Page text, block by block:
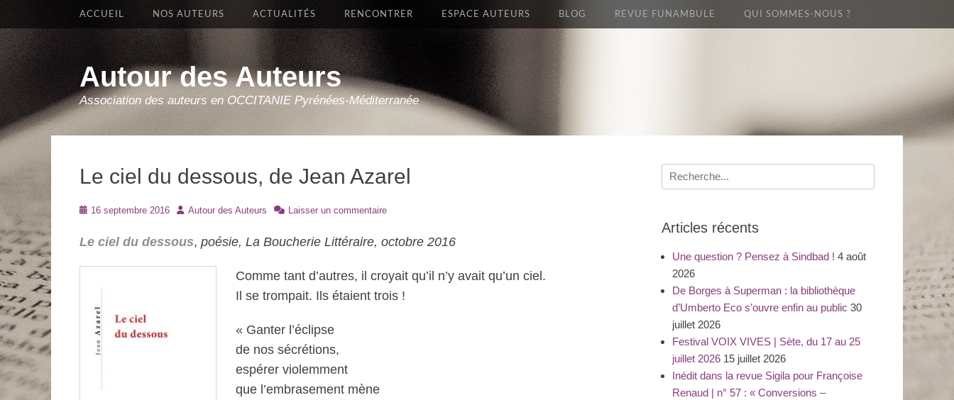
Autour des Auteurs
Association des auteurs en OCCITANIE Pyrénées-Méditerranée
Premier Menu
Aller
ACCUEIL NOS AUTEURS ACTUALITÉS RENCONTRER ESPACE AUTEURS BLOG REVUE FUNAMBULE QUI SOMMES-NOUS ?
Le ciel du dessous, de Jean Azarel
Posté16 septembre 2016 Auteur
Autour des Auteurs Laisser un commentaire
Le ciel du dessous, poésie, La Boucherie Littéraire, octobre 2016
Comme tant d’autres, il croyait qu’il n’y avait qu’un ciel.
Il se trompait. Ils étaient trois !
« Ganter l’éclipse
de nos sécrétions,
espérer violemment
que l’embrasement mène
Recherche
pour
Articles récents
Une question ? Pensez à Sindbad ! 4 août
2026
De Borges à Superman : la bibliothèque
d’Umberto Eco s’ouvre enfin au public 30
juillet 2026
Festival VOIX VIVES | Sète, du 17 au 25
juillet 2026 15 juillet 2026
Inédit dans la revue Sigila pour Françoise
Renaud | n° 57 : « Conversions –